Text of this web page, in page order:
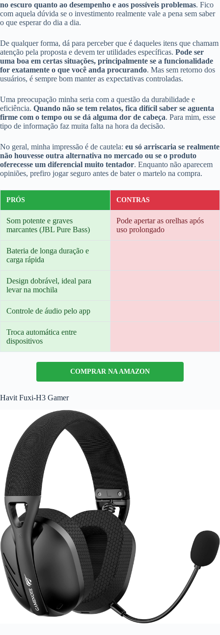
no escuro quanto ao desempenho e aos possíveis problemas. Fico
com aquela dúvida se o investimento realmente vale a pena sem saber
o que esperar do dia a dia.
De qualquer forma, dá para perceber que é daqueles itens que chamam
atenção pela proposta e devem ter utilidades específicas. Pode ser
uma boa em certas situações, principalmente se a funcionalidade
for exatamente o que você anda procurando. Mas sem retorno dos
usuários, é sempre bom manter as expectativas controladas.
Uma preocupação minha seria com a questão da durabilidade e
eficiência. Quando não se tem relatos, fica difícil saber se aguenta
firme com o tempo ou se dá alguma dor de cabeça. Para mim, esse
tipo de informação faz muita falta na hora da decisão.
No geral, minha impressão é de cautela: eu só arriscaria se realmente
não houvesse outra alternativa no mercado ou se o produto
oferecesse um diferencial muito tentador. Enquanto não aparecem
opiniões, prefiro jogar seguro antes de bater o martelo na compra.
PRÓS CONTRAS
Som potente e graves
marcantes (JBL Pure Bass)
Pode apertar as orelhas após
uso prolongado
Bateria de longa duração e
carga rápida
Design dobrável, ideal para
levar na mochila
Controle de áudio pelo app
Troca automática entre
dispositivos
COMPRAR NA AMAZON
Havit Fuxi-H3 Gamer